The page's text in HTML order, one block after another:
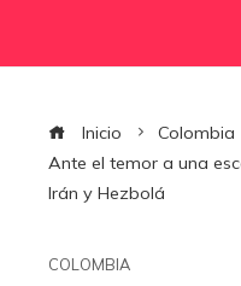
Inicio
Colombia
Ante el temor a una
Irán y Hezbolá
COLOMBIA